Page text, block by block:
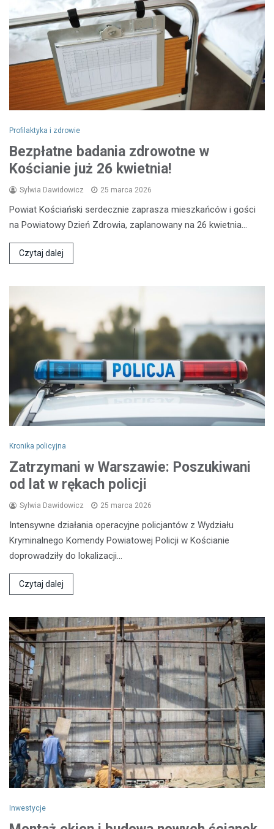
Profilaktyka i zdrowie
Bezpłatne badania zdrowotne w
Kościanie już 26 kwietnia!
Sylwia Dawidowicz 25 marca 2026
Powiat Kościański serdecznie zaprasza mieszkańców i gości
na Powiatowy Dzień Zdrowia, zaplanowany na 26 kwietnia…
Czytaj dalej
Kronika policyjna
Zatrzymani w Warszawie: Poszukiwani
od lat w rękach policji
Sylwia Dawidowicz 25 marca 2026
Intensywne działania operacyjne policjantów z Wydziału
Kryminalnego Komendy Powiatowej Policji w Kościanie
doprowadziły do lokalizacji…
Czytaj dalej
Inwestycje